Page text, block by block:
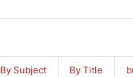
By Subject By Title